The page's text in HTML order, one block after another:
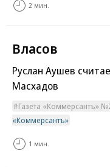
2 мин.
Власов
Руслан Аушев
Масхадов
Газета «Коммерсантъ»
«Коммерсантъ»
1 мин.